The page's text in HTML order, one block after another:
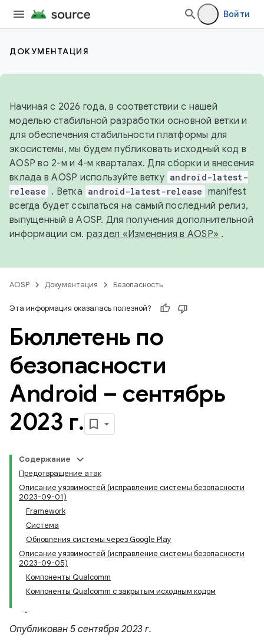
Войти
ДОКУМЕНТАЦИЯ
Начиная с 2026 года, в соответствии с нашей
моделью стабильной разработки основной ветки и
для обеспечения стабильности платформы для
экосистемы, мы будем публиковать исходный код в
AOSP во 2-м и 4-м кварталах. Для сборки и внесения
вклада в AOSP используйте ветку android-latest-
release . Ветка android-latest-release manifest
всегда будет ссылаться на самый последний релиз,
выпущенный в AOSP. Для получения дополнительной
информации см. раздел «Изменения в AOSP» .
AOSP Документация Безопасность
Эта информация оказалась полезной?
Бюллетень по
безопасности
Android – сентябрь
2023 г.
Содержание
Предотвращение атак
Описание уязвимостей (исправление системы безопасности
2023-09-01)
Framework
Система
Обновления системы через Google Play
Описание уязвимостей (исправление системы безопасности
2023-09-05)
Компоненты Qualcomm
Компоненты Qualcomm с закрытым исходным кодом
Опубликован 5 сентября 2023 г.